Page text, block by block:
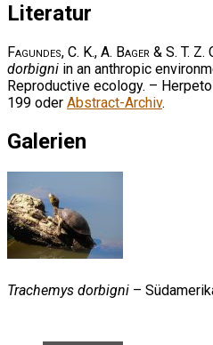
Literatur
Fagundes, C. K., A. Bager & S. T. Z.
dorbigni in an anthropic
Reproductive ecology. –
199 oder Abstract-Archiv.
Galerien
Trachemys dorbigni –